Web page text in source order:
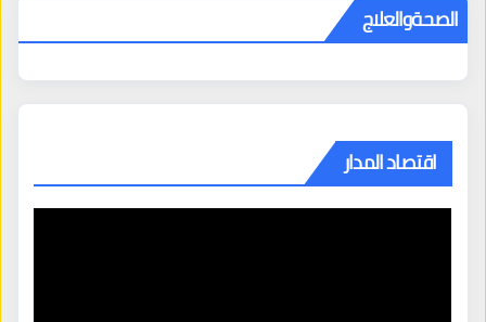
الصحةوالعلاج
اقتصاد المدار